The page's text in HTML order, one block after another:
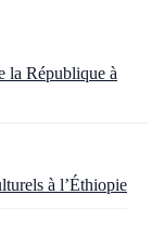
la République à
à l’Éthiopie